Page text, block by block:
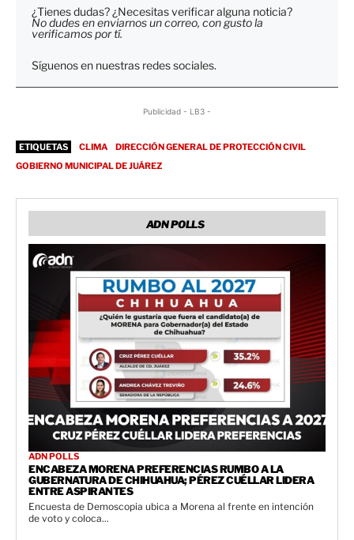
¿Tienes dudas? ¿Necesitas verificar alguna noticia?
No dudes en enviarnos un correo, con gusto la
verificamos por tí.
Síguenos en nuestras redes sociales.
Publicidad - LB3 -
ETIQUETAS CLIMA
DIRECCIÓN GENERAL DE PROTECCIÓN CIVIL
GOBIERNO MUNICIPAL DE JUÁREZ
ADN POLLS
ADN POLLS
ENCABEZA MORENA PREFERENCIAS RUMBO A LA
GUBERNATURA DE CHIHUAHUA; PÉREZ CUÉLLAR LIDERA
ENTRE ASPIRANTES
Encuesta de Demoscopia ubica a Morena al frente en intención
de voto y coloca...